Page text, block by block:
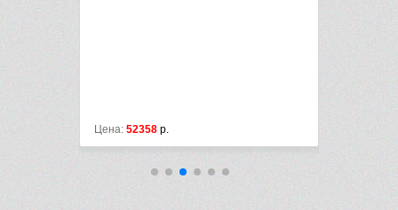
Цена:55084 р.